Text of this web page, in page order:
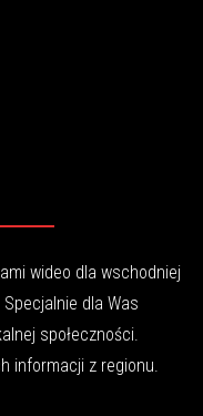
wideo dla wschodniej
dla Was
społeczności.
informacji z regionu.